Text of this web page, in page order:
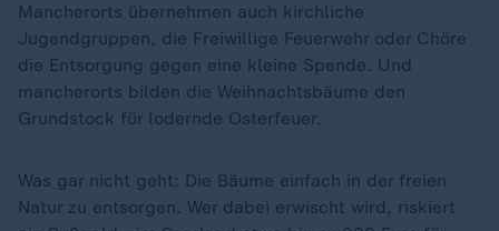
Mancherorts übernehmen auch kirchliche
Jugendgruppen, die Freiwillige Feuerwehr oder Chöre
die Entsorgung gegen eine kleine Spende. Und
mancherorts bilden die Weihnachtsbäume den
Grundstock für lodernde Osterfeuer.
Was gar nicht geht: Die Bäume einfach in der freien
Natur zu entsorgen. Wer dabei erwischt wird, riskiert